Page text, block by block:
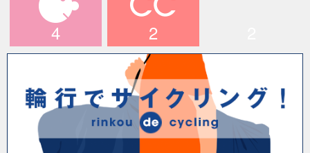
マイキャラ
4
CCライド
2
longridefan.com